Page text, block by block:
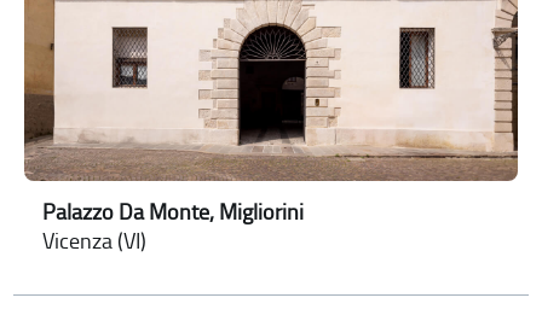
Palazzo Da Monte, Migliorini
Vicenza (VI)